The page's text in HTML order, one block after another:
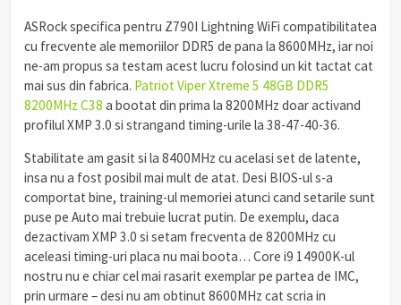
ASRock specifica pentru Z790I Lightning WiFi compatibilitatea
cu frecvente ale memoriilor DDR5 de pana la 8600MHz, iar noi
ne-am propus sa testam acest lucru folosind un kit tactat cat
mai sus din fabrica. Patriot Viper Xtreme 5 48GB DDR5
8200MHz C38 a bootat din prima la 8200MHz doar activand
profilul XMP 3.0 si strangand timing-urile la 38-47-40-36.
Stabilitate am gasit si la 8400MHz cu acelasi set de latente,
insa nu a fost posibil mai mult de atat. Desi BIOS-ul s-a
comportat bine, training-ul memoriei atunci cand setarile sunt
puse pe Auto mai trebuie lucrat putin. De exemplu, daca
dezactivam XMP 3.0 si setam frecventa de 8200MHz cu
aceleasi timing-uri placa nu mai boota… Core i9 14900K-ul
nostru nu e chiar cel mai rasarit exemplar pe partea de IMC,
prin urmare – desi nu am obtinut 8600MHz cat scria in